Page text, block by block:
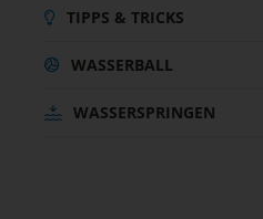
TIPPS & TRICKS
WASSERBALL
WASSERSPRINGEN